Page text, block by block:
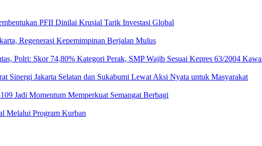
PFII Dinilai Krusial Tarik Investasi Global
Regenerasi Kepemimpinan Berjalan Mulus
Polri: Skor 74,80% Kategori Perak, SMP Wajib Sesuai Kepres 63/2004
Sinergi Jakarta Selatan dan Sukabumi Lewat Aksi Nyata untuk Masyarakat
Jadi Momentum Memperkuat Semangat Berbagi
Melalui Program Kurban